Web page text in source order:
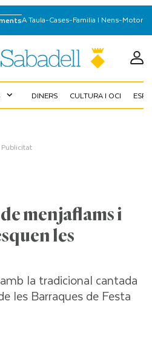
A Taula-Cases-Familia I Nens-Motor
expand_more DINERS CULTURA I OCI
menjaflams i
les
la tradicional cantada
les Barraques de Festa